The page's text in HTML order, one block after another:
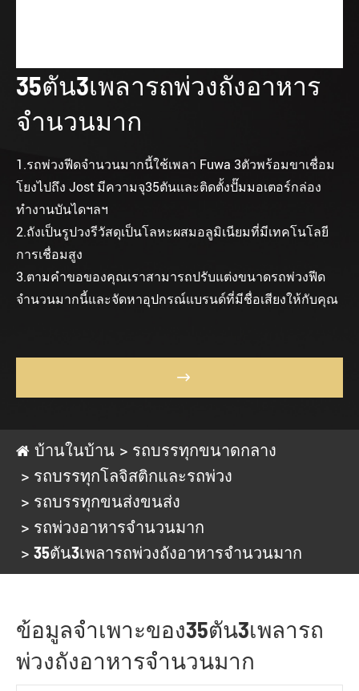
35ตัน3เพลารถพ่วงถังอาหาร
จำนวนมาก
1.รถพ่วงฟีดจำนวนมากนี้ใช้เพลา Fuwa 3ตัวพร้อมขาเชื่อม
โยงไปถึง Jost มีความจุ35ตันและติดตั้งปั๊มมอเตอร์กล่อง
ทำงานบันไดฯลฯ
2.ถังเป็นรูปวงรีวัสดุเป็นโลหะผสมอลูมิเนียมที่มีเทคโนโลยี
การเชื่อมสูง
3.ตามคำขอของคุณเราสามารถปรับแต่งขนาดรถพ่วงฟีด
จำนวนมากนี้และจัดหาอุปกรณ์แบรนด์ที่มีชื่อเสียงให้กับคุณ

บ้านในบ้าน
รถบรรทุกขนาดกลาง
รถบรรทุกโลจิสติกและรถพ่วง
รถบรรทุกขนส่งขนส่ง
รถพ่วงอาหารจำนวนมาก
35ตัน3เพลารถพ่วงถังอาหารจำนวนมาก
ข้อมูลจำเพาะของ35ตัน3เพลารถ
พ่วงถังอาหารจำนวนมาก